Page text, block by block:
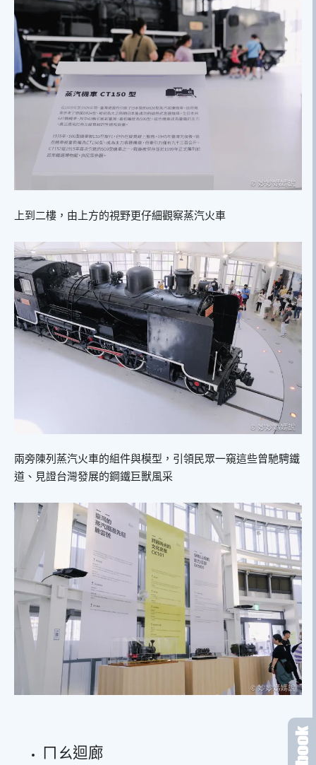
上到二樓，由上方的視野更仔細觀察蒸汽火車
兩旁陳列蒸汽火車的組件與模型，引領民眾一窺這些曾馳騁鐵
道、見證台灣發展的鋼鐵巨獸風采
ㄇㄠ迴廊